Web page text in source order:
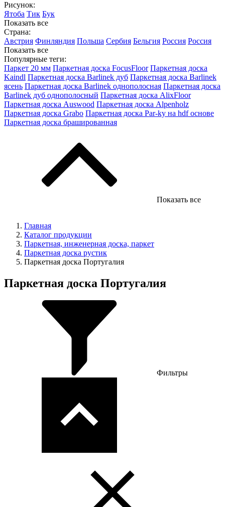
Рисунок:
Ятоба Тик Бук
Показать все
Страна:
Австрия Финляндия Польша Сербия Бельгия Россия Россия
Показать все
Популярные теги:
Паркет 20 мм Паркетная доска FocusFloor Паркетная доска
Kaindl Паркетная доска Barlinek дуб Паркетная доска Barlinek
ясень Паркетная доска Barlinek однополосная Паркетная доска
Barlinek дуб однополосный Паркетная доска AlixFloor
Паркетная доска Auswood Паркетная доска Alpenholz
Паркетная доска Grabo Паркетная доска Par-ky на hdf основе
Паркетная доска брашированная
Показать все
Главная
Каталог продукции
Паркетная, инженерная доска, паркет
Паркетная доска рустик
Паркетная доска Португалия
Паркетная доска Португалия
Фильтры